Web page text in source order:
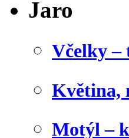
Jaro
Včelky –
Květina,
Motýl –